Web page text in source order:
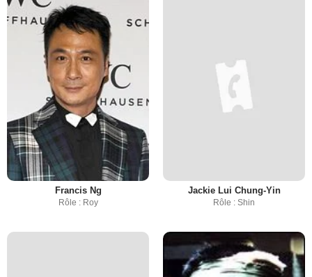
Francis Ng
Rôle : Roy
Jackie Lui Chung-Yin
Rôle : Shin